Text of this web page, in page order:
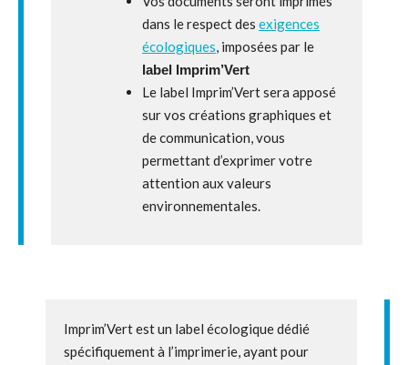
dans le respect des exigences
écologiques, imposées par le
label Imprim’Vert
Le label Imprim’Vert sera apposé
sur vos créations graphiques et
de communication, vous
permettant d’exprimer votre
attention aux valeurs
environnementales.
Imprim’Vert est un label écologique dédié
spécifiquement à l’imprimerie, ayant pour